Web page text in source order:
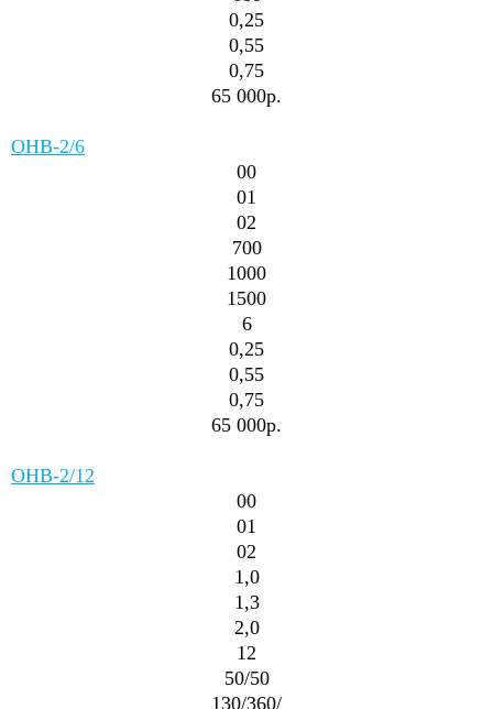
0,25
0,55
0,75
65 000р.
ОНВ-2/6
00
01
02
700
1000
1500
6
0,25
0,55
0,75
65 000р.
ОНВ-2/12
00
01
02
1,0
1,3
2,0
12
50/50
130/360/